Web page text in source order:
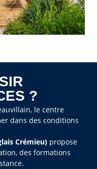
?
le centre
dans des conditions
Crémieu) propose
des formations